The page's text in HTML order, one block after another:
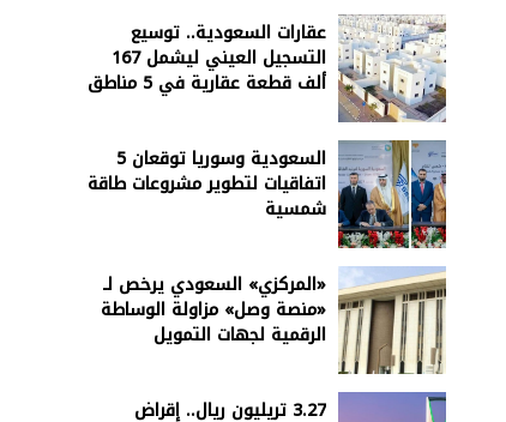
عقارات السعودية.. توسيع
التسجيل العيني ليشمل 167
ألف قطعة عقارية في 5 مناطق
السعودية وسوريا توقعان 5
اتفاقيات لتطوير مشروعات طاقة
شمسية
«المركزي» السعودي يرخص لـ
«منصة وصل» مزاولة الوساطة
الرقمية لجهات التمويل
3.27 تريليون ريال.. إقراض